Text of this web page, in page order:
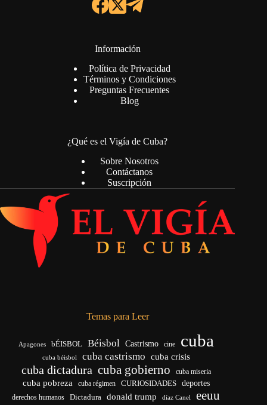
Información
Política de Privacidad
Términos y Condiciones
Preguntas Frecuentes
Blog
¿Qué es el Vigía de Cuba?
Sobre Nosotros
Contáctanos
Suscripción
Temas para Leer
Apagones bÉISBOL Béisbol Castrismo cine cuba
cuba béisbol cuba castrismo cuba crisis
cuba dictadura cuba gobierno cuba miseria
cuba pobreza cuba régimen CURIOSIDADES deportes
derechos humanos Dictadura donald trump díaz Canel eeuu